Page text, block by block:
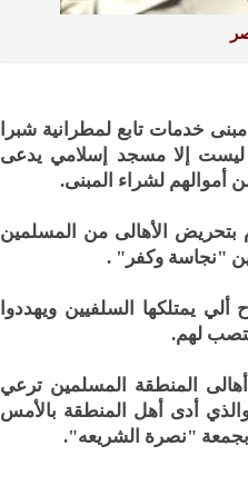
خدمات تابع لمطرانية شبرا
ليست إلا مسجد إسلامي يدعى
أموالهم لشراء المبنى.
بتحريض الأهالى من المسلمين
"نجاسة وكفر" .
من 16 ألف قطعه سلاح ألي يمتلكها السلفيين ويهددوا
لهم.
المنطقة المسلمين ترعي
أدى أهل المنطقة بالأمس
بجمعة "نصرة الشريعه".